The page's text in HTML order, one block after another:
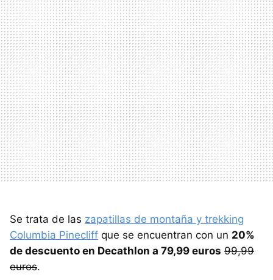
Se trata de las zapatillas de montaña y trekking
Columbia Pinecliff que se encuentran con un 20%
de descuento en Decathlon a 79,99 euros 99,99
euros.